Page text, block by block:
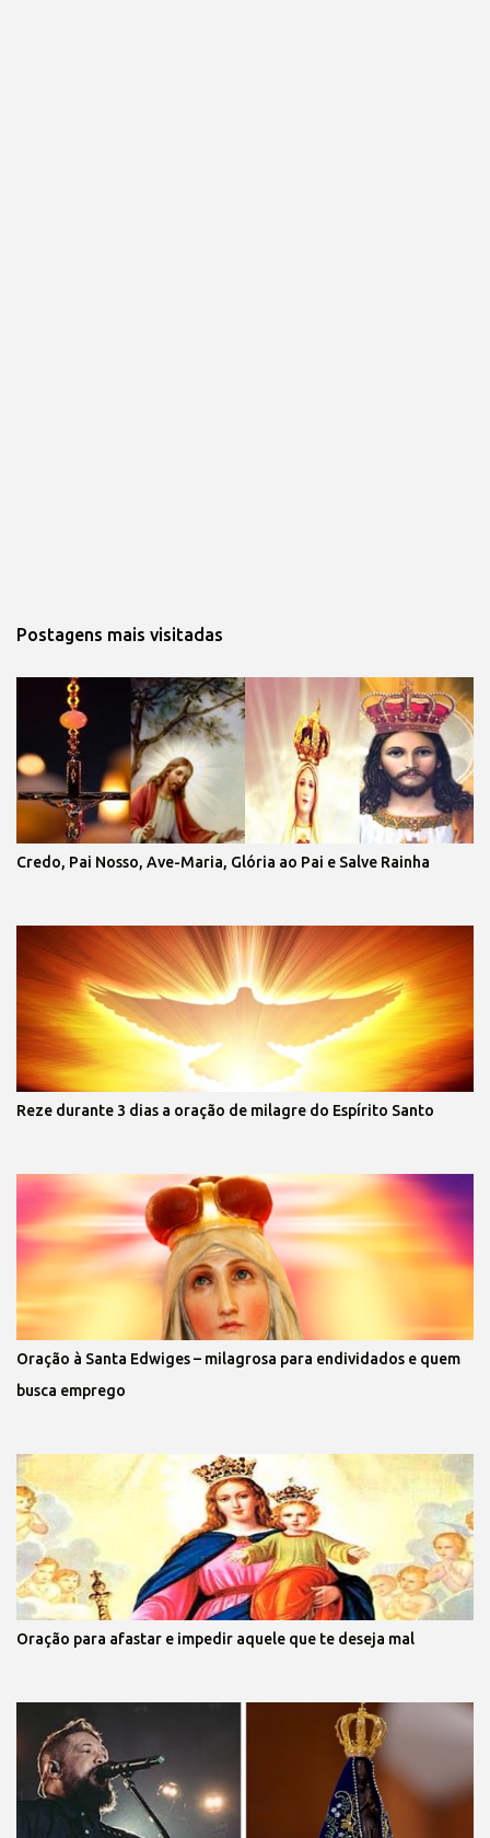
Postagens mais visitadas
Credo, Pai Nosso, Ave-Maria, Glória ao Pai e Salve Rainha
Reze durante 3 dias a oração de milagre do Espírito Santo
Oração à Santa Edwiges – milagrosa para endividados e quem
busca emprego
Oração para afastar e impedir aquele que te deseja mal